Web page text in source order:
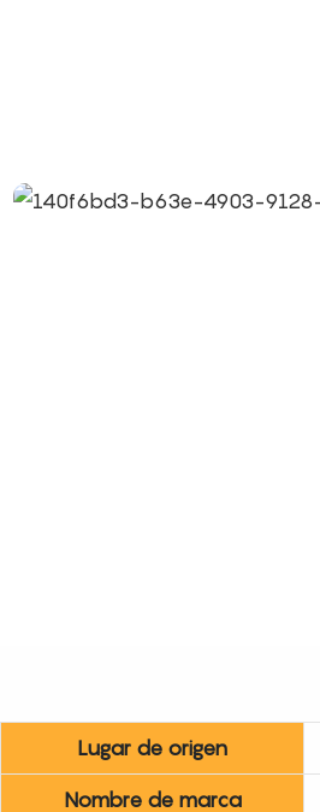
Lugar de origen
Nombre de marca